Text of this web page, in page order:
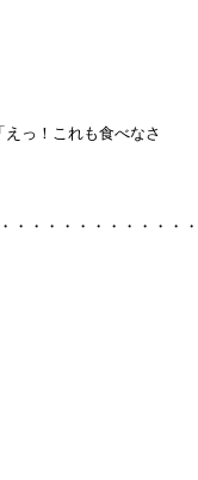
っ！これも食べなさ
・・・・・・・・・・・